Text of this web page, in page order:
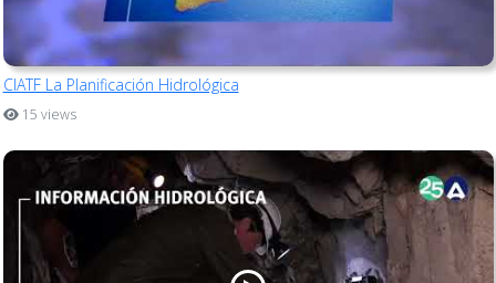
CIATF La Planificación Hidrológica
15 views